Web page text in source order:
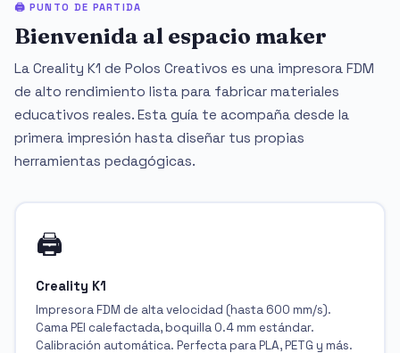
🖨️ PUNTO DE PARTIDA
Bienvenida al espacio maker
La Creality K1 de Polos Creativos es una impresora FDM
de alto rendimiento lista para fabricar materiales
educativos reales. Esta guía te acompaña desde la
primera impresión hasta diseñar tus propias
herramientas pedagógicas.
🖨️
Creality K1
Impresora FDM de alta velocidad (hasta 600 mm/s).
Cama PEI calefactada, boquilla 0.4 mm estándar.
Calibración automática. Perfecta para PLA, PETG y más.